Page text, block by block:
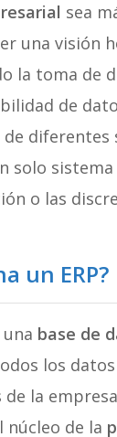
sea
una visión
la toma de
de
diferentes
solo
o las
un ERP?
base de
los
la
núcleo de la